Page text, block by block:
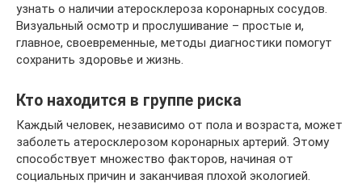
узнать о наличии атеросклероза коронарных сосудов.
Визуальный осмотр и прослушивание – простые и,
главное, своевременные, методы диагностики помогут
сохранить здоровье и жизнь.
Кто находится в группе риска
Каждый человек, независимо от пола и возраста, может
заболеть атеросклерозом коронарных артерий. Этому
способствует множество факторов, начиная от
социальных причин и заканчивая плохой экологией.